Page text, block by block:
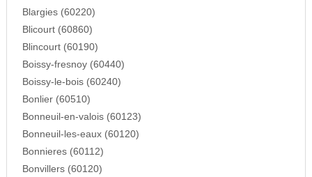
Blargies (60220)
Blicourt (60860)
Blincourt (60190)
Boissy-fresnoy (60440)
Boissy-le-bois (60240)
Bonlier (60510)
Bonneuil-en-valois (60123)
Bonneuil-les-eaux (60120)
Bonnieres (60112)
Bonvillers (60120)